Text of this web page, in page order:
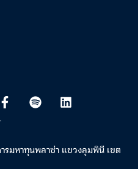
มหาทุนพลาซ่า แขวงลุมพินี เขต